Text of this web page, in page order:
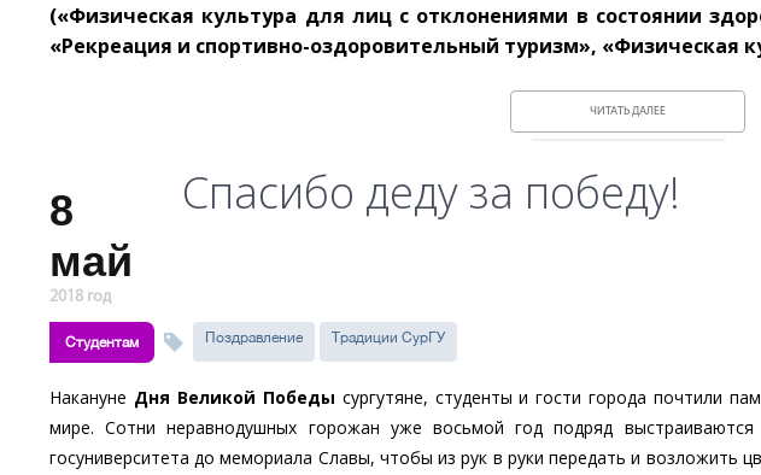
(«Физическая культура для лиц с отклонениями в состоянии
«Рекреация и спортивно-оздоровительный туризм», «Физическая
ЧИТАТЬ ДАЛЕЕ
8
май
2018 год
Спасибо деду за победу!
Студентам Поздравление Традиции СурГУ
Накануне Дня Великой Победы сургутяне, студенты и гости города почтили
мире. Сотни неравнодушных горожан уже восьмой год подряд
госуниверситета до мемориала Славы, чтобы из рук в руки передать и возложить